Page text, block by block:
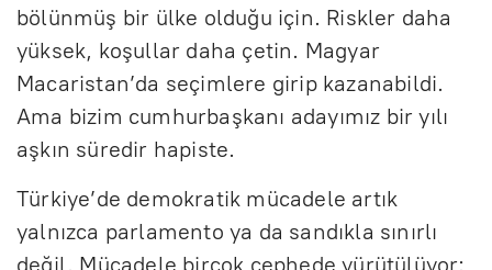
bölünmüş bir ülke olduğu için. Riskler daha
yüksek, koşullar daha çetin. Magyar
Macaristan’da seçimlere girip kazanabildi.
Ama bizim cumhurbaşkanı adayımız bir yılı
aşkın süredir hapiste.
Türkiye’de demokratik mücadele artık
yalnızca parlamento ya da sandıkla sınırlı
değil. Mücadele birçok cephede yürütülüyor: